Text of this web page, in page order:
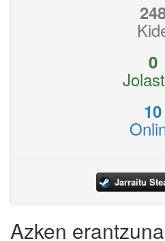
0
10
Jarraitu
Azken